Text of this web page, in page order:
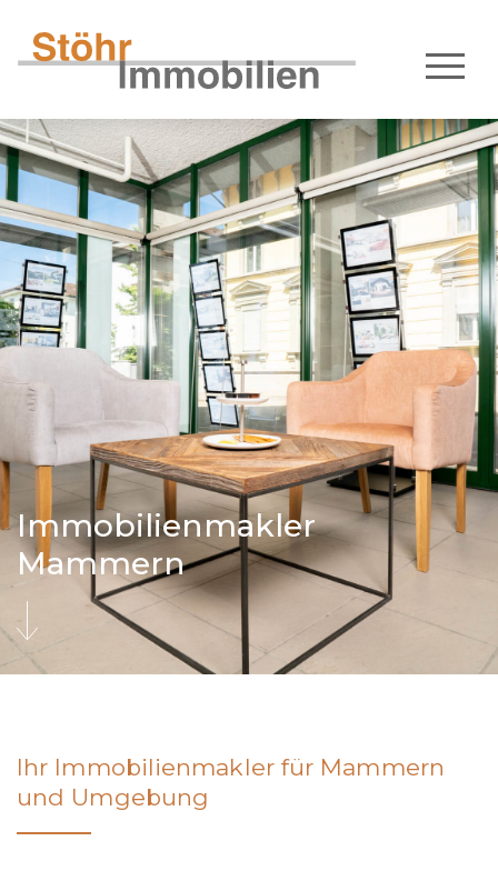
Immobilienmakler
Mammern
Ihr Immobilienmakler für Mammern
und Umgebung